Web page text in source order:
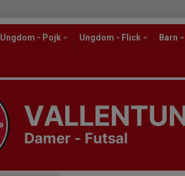
Ungdom - Pojk Ungdom - Flick Barn
Damer - Futsal